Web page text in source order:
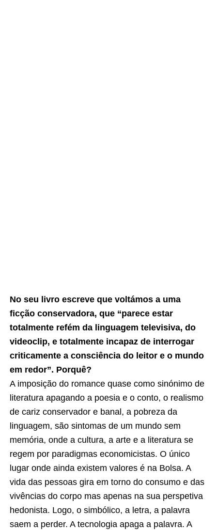
No seu livro escreve que voltámos a uma
ficção conservadora, que “parece estar
totalmente refém da linguagem televisiva, do
videoclip, e totalmente incapaz de interrogar
criticamente a consciência do leitor e o mundo
em redor”. Porquê?
A imposição do romance quase como sinónimo de
literatura apagando a poesia e o conto, o realismo
de cariz conservador e banal, a pobreza da
linguagem, são sintomas de um mundo sem
memória, onde a cultura, a arte e a literatura se
regem por paradigmas economicistas. O único
lugar onde ainda existem valores é na Bolsa. A
vida das pessoas gira em torno do consumo e das
vivências do corpo mas apenas na sua perspetiva
hedonista. Logo, o simbólico, a letra, a palavra
saem a perder. A tecnologia apaga a palavra. A